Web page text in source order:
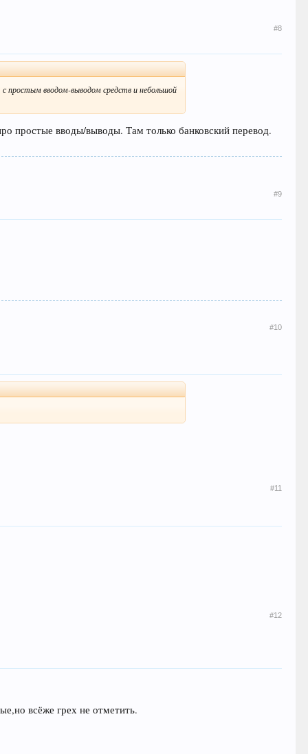
#8
простым вводом-выводом средств и небольшой
простые вводы/выводы. Там только банковский перевод.
#9
#10
#11
#12
всёже грех не отметить.